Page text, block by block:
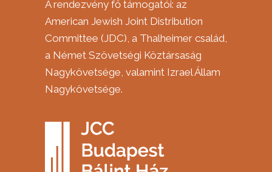
A rendezvény fő támogatói: az
American Jewish Joint Distribution
Committee (JDC), a Thalheimer család,
a Német Szövetségi Köztársaság
Nagykövetsége, valamint Izrael Állam
Nagykövetsége.